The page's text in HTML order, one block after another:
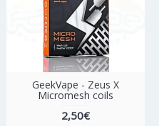
GeekVape - Zeus X
Micromesh coils
2,50€